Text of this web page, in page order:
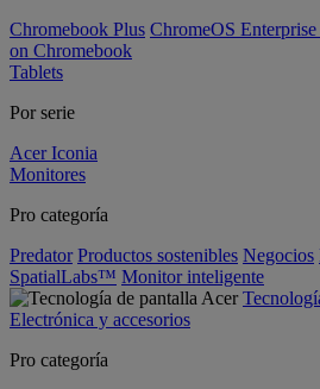
Chromebook Plus ChromeOS
on Chromebook
Tablets
Por serie
Acer Iconia
Monitores
Pro categoría
Predator Productos sostenibles Negocios
SpatialLabs™ Monitor inteligente
Electrónica y accesorios
Pro categoría